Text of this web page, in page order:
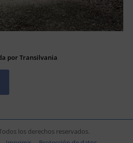
por Transilvania
los derechos reservados.